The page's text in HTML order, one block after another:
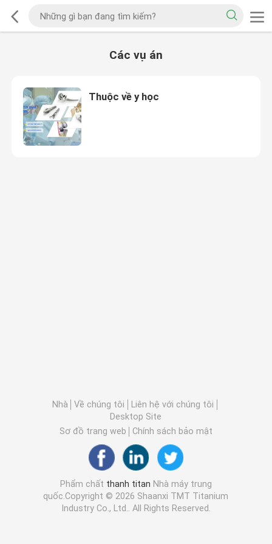
Các vụ án
Thuộc về y học
Nhà Về chúng tôi
Liên hệ với chúng tôi
Desktop Site
Sơ đồ trang web
Chính sách bảo mật
Phẩm chất thanh titan Nhà máy trung
quốc.Copyright © 2026 Shaanxi TMT Titanium
Industry Co., Ltd.. All Rights Reserved.